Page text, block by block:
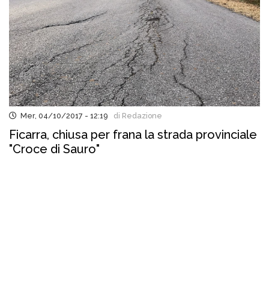
Mer, 04/10/2017 - 12:19 di Redazione
Ficarra, chiusa per frana la strada provinciale
"Croce di Sauro"